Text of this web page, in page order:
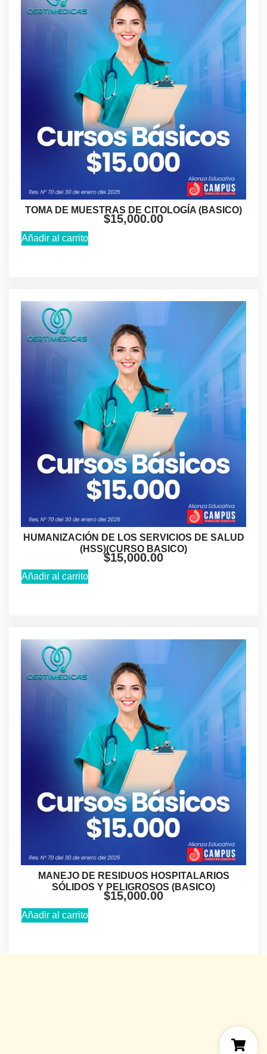
TOMA DE MUESTRAS DE CITOLOGÍA (BASICO)
$15,000.00
Añadir al carrito
HUMANIZACIÓN DE LOS SERVICIOS DE SALUD
(HSS)(CURSO BASICO)
$15,000.00
Añadir al carrito
MANEJO DE RESIDUOS HOSPITALARIOS
SÓLIDOS Y PELIGROSOS (BASICO)
$15,000.00
Añadir al carrito